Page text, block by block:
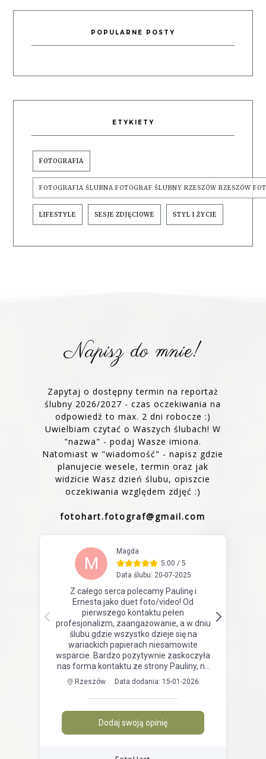
POPULARNE POSTY
ETYKIETY
FOTOGRAFIA
FOTOGRAFIA ŚLUBNA FOTOGRAF ŚLUBNY RZESZÓW RZESZÓW
LIFESTYLE SESJE ZDJĘCIOWE STYL I ŻYCIE
Napisz do mnie!
Zapytaj o dostępny termin na reportaż
ślubny 2026/2027 - czas oczekiwania na
odpowiedź to max. 2 dni robocze :)
Uwielbiam czytać o Waszych ślubach! W
"nazwa" - podaj Wasze imiona.
Natomiast w "wiadomość" - napisz gdzie
planujecie wesele, termin oraz jak
widzicie Wasz dzień ślubu, opiszcie
oczekiwania względem zdjęć :)
fotohart.fotograf@gmail.com